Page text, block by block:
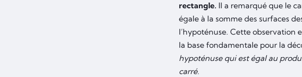
rectangle. Il a remarqué que le
égale à la somme des surfaces
l’hypoténuse. Cette observation
la base fondamentale pour la
hypoténuse qui est égal au
carré.